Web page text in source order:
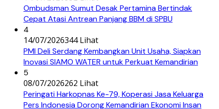
Ombudsman Sumut Desak Pertamina Bertindak
Cepat Atasi Antrean Panjang BBM di SPBU
4
14/07/2026344 Lihat
PMI Deli Serdang Kembangkan Unit Usaha, Siapkan
Inovasi SIAMO WATER untuk Perkuat Kemandirian
5
08/07/2026262 Lihat
Peringati Harkopnas Ke-79, Koperasi Jasa Keluarga
Pers Indonesia Dorong Kemandirian Ekonomi Insan